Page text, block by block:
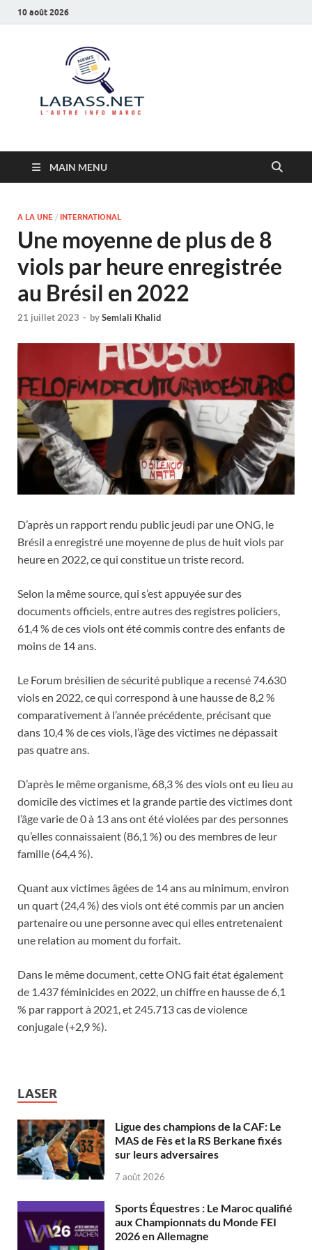
10 août 2026
MAIN MENU
A LA UNE / INTERNATIONAL
Une moyenne de plus de 8
viols par heure enregistrée
au Brésil en 2022
21 juillet 2023 - bySemlali Khalid
D’après un rapport rendu public jeudi par une ONG, le
Brésil a enregistré une moyenne de plus de huit viols par
heure en 2022, ce qui constitue un triste record.
Selon la même source, qui s’est appuyée sur des
documents officiels, entre autres des registres policiers,
61,4 % de ces viols ont été commis contre des enfants de
moins de 14 ans.
Le Forum brésilien de sécurité publique a recensé 74.630
viols en 2022, ce qui correspond à une hausse de 8,2 %
comparativement à l’année précédente, précisant que
dans 10,4 % de ces viols, l’âge des victimes ne dépassait
pas quatre ans.
D’après le même organisme, 68,3 % des viols ont eu lieu au
domicile des victimes et la grande partie des victimes dont
l’âge varie de 0 à 13 ans ont été violées par des personnes
qu’elles connaissaient (86,1 %) ou des membres de leur
famille (64,4 %).
Quant aux victimes âgées de 14 ans au minimum, environ
un quart (24,4 %) des viols ont été commis par un ancien
partenaire ou une personne avec qui elles entretenaient
une relation au moment du forfait.
Dans le même document, cette ONG fait état également
de 1.437 féminicides en 2022, un chiffre en hausse de 6,1
% par rapport à 2021, et 245.713 cas de violence
conjugale (+2,9 %).
LASER
Ligue des champions de la CAF: Le
MAS de Fès et la RS Berkane fixés
sur leurs adversaires
7 août 2026
Sports Équestres : Le Maroc qualifié
aux Championnats du Monde FEI
2026 en Allemagne